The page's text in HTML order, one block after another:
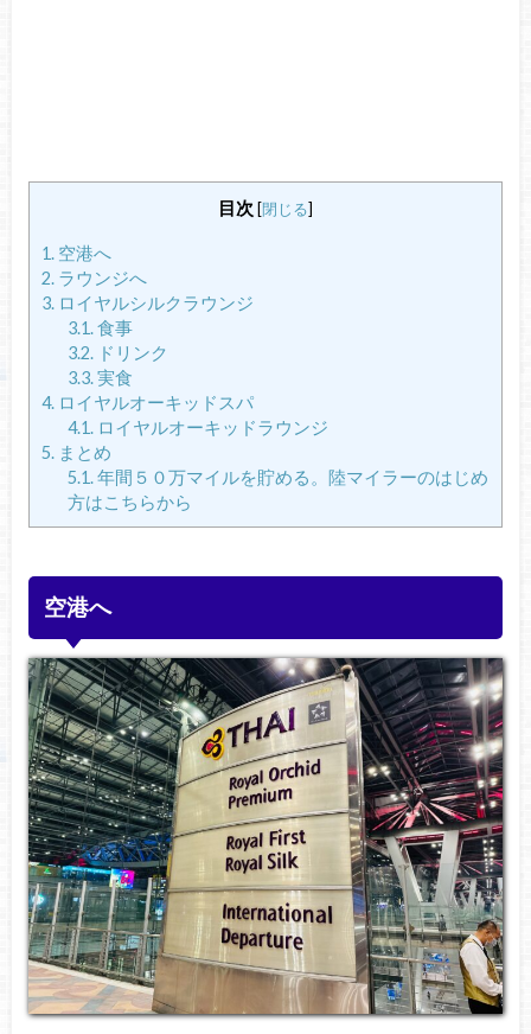
目次 [閉じる]
1.空港へ
2.ラウンジへ
3.ロイヤルシルクラウンジ
3.1.食事
3.2.ドリンク
3.3.実食
4.ロイヤルオーキッドスパ
4.1.ロイヤルオーキッドラウンジ
5.まとめ
5.1.年間５０万マイルを貯める。陸マイラーのはじめ
方はこちらから
空港へ